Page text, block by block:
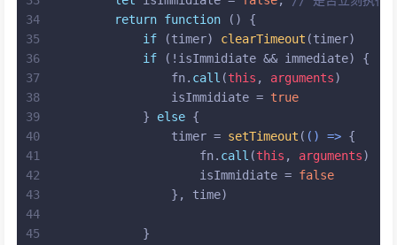
34
35
36
37
38
39
40
41
42
43
44
45
return function ( ) {
if (timer) clearTimeout (timer)
if (!isImmidiate && immediate) {
                fn.
call (this , arguments)
                isImmidiate =
true
            }
else {
                timer =
setTimeout ( () => {
                    fn.
call (this , arguments)
                    isImmidiate =
false
                }, time)
            }